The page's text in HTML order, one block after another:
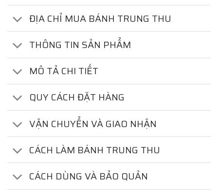
ĐỊA CHỈ MUA BÁNH TRUNG THU
THÔNG TIN SẢN PHẨM
MÔ TẢ CHI TIẾT
QUY CÁCH ĐẶT HÀNG
VẬN CHUYỂN VÀ GIAO NHẬN
CÁCH LÀM BÁNH TRUNG THU
CÁCH DÙNG VÀ BẢO QUẢN